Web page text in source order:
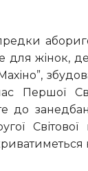
для жінок,
Першої
до
Світової